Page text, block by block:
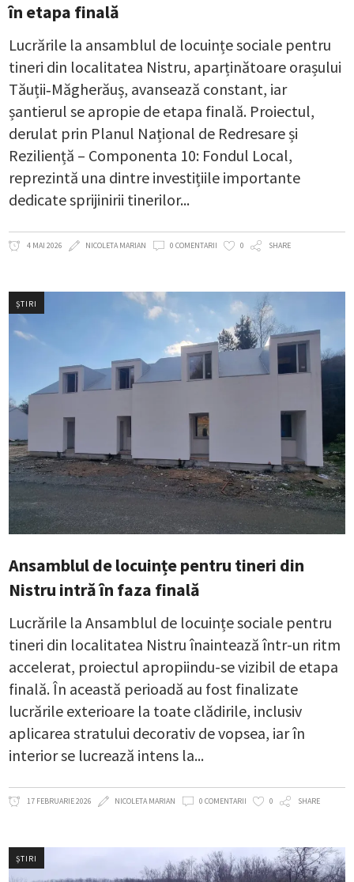
în etapa finală
Lucrările la ansamblul de locuințe sociale pentru
tineri din localitatea Nistru, aparținătoare orașului
Tăuții‑Măgherăuș, avansează constant, iar
șantierul se apropie de etapa finală. Proiectul,
derulat prin Planul Național de Redresare și
Reziliență – Componenta 10: Fondul Local,
reprezintă una dintre investițiile importante
dedicate sprijinirii tinerilor
4 MAI 2026 NICOLETA MARIAN 0 COMENTARII 0 SHARE
ȘTIRI
Ansamblul de locuințe pentru tineri din
Nistru intră în faza finală
Lucrările la Ansamblul de locuințe sociale pentru
tineri din localitatea Nistru înaintează într-un ritm
accelerat, proiectul apropiindu-se vizibil de etapa
finală. În această perioadă au fost finalizate
lucrările exterioare la toate clădirile, inclusiv
aplicarea stratului decorativ de vopsea, iar în
interior se lucrează intens la
17 FEBRUARIE 2026 NICOLETA MARIAN 0 COMENTARII 0 SHARE
ȘTIRI